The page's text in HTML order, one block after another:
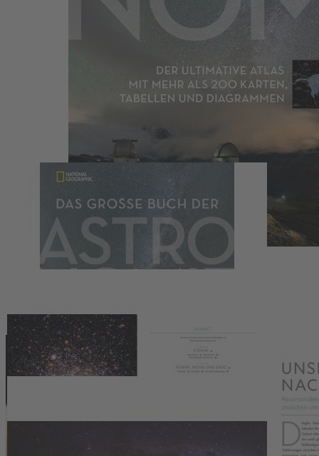
Zum Anfang der Bildergalerie springen
Das große Buch der Astronomie
Der ultimative Atlas mit mehr als 200 Karten, Tabellen und
Diagrammen
54,99 €Vorzugspreis für Abonnenten
Zur Wunschliste hinzufügen
Sofort lieferbar
Der Atlas von den Grundlagen der Weltraumwissenschaft, Karten
aller Planeten unseres Sonnensystems bis zu Himmelskarten für alle
Jahreszeiten und Sternbilder
Hardcover.
Beschreibung
Die Faszination des Sternenhimmels
Ein Atlas der Grundlagen der Weltraumwissenschaft, Karten aller